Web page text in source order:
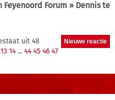
Feyenoord Forum » Dennis te
uit 48
13 14 ... 44 45 46 47